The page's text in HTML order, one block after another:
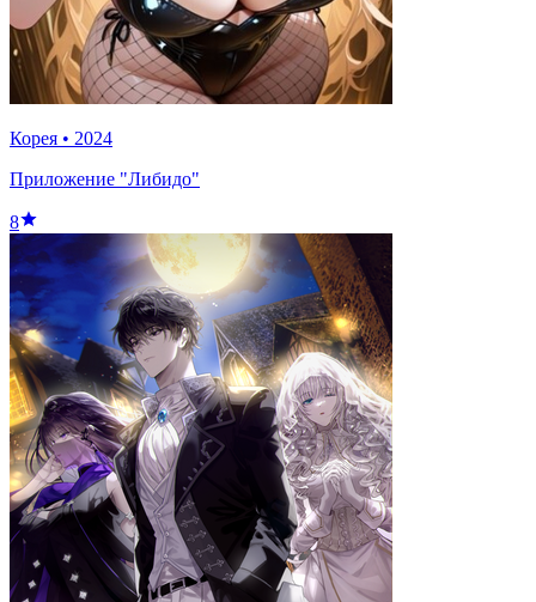
Корея • 2024
Приложение "Либидо"
8